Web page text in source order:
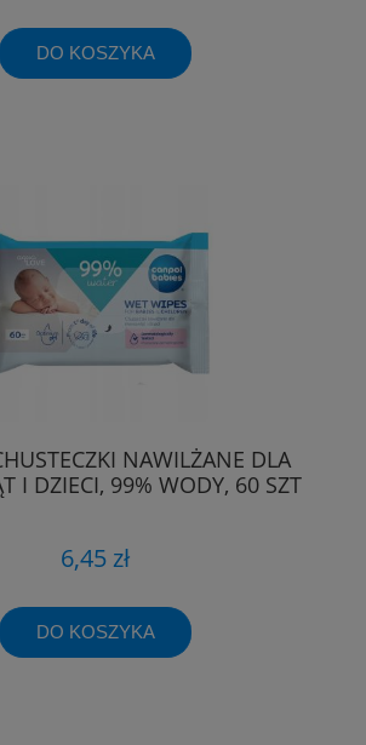
DO KOSZYKA
NAWILŻANE DLA
I DZIECI, 99% WODY, 60 SZT
6,45 zł
DO KOSZYKA